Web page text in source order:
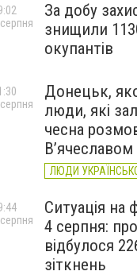
За добу
знищили
окупантів
Донецьк,
люди, які
чесна
ЛЮДИ
Ситуація на
4 серпня:
відбулося
зіткнень